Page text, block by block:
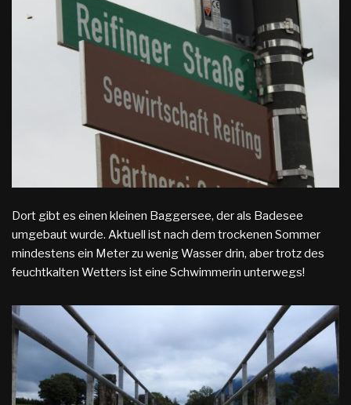
Dort gibt es einen kleinen Baggersee, der als Badesee
umgebaut wurde. Aktuell ist nach dem trockenen Sommer
mindestens ein Meter zu wenig Wasser drin, aber trotz des
feuchtkalten Wetters ist eine Schwimmerin unterwegs!